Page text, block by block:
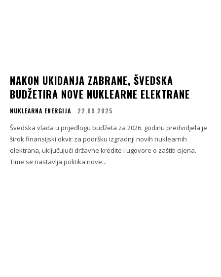
NAKON UKIDANJA ZABRANE, ŠVEDSKA
BUDŽETIRA NOVE NUKLEARNE ELEKTRANE
NUKLEARNA ENERGIJA 22.09.2025
Švedska vlada u prijedlogu budžeta za 2026. godinu predvidjela je
širok finansijski okvir za podršku izgradnji novih nuklearnih
elektrana, uključujući državne kredite i ugovore o zaštiti cijena.
Time se nastavlja politika nove...